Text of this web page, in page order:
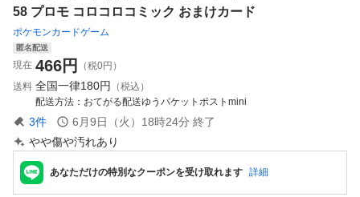
58 プロモ コロコロコミック おまけカード
ポケモンカードゲーム
匿名配送
現在 466円
（税0円）
送料 全国一律180円
（税込）
配送方法
おてがる配送ゆうパケットポストmini
3件 6月9日（火）18時24分 終了
やや傷や汚れあり
あなただけの特別なクーポンを受け取れます 詳細